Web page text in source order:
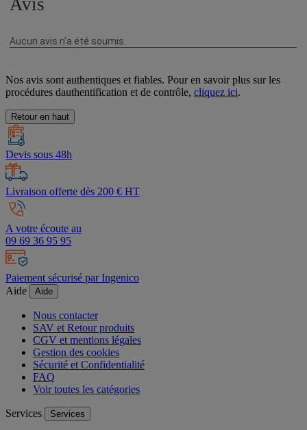
Nos avis sont authentiques et fiables. Pour en savoir plus sur les
procédures dauthentification et de contrôle, cliquez ici.
Retour en haut
Devis sous 48h
Livraison offerte dès 200 € HT
A votre écoute au
09 69 36 95 95
Paiement sécurisé par Ingenico
Aide
Aide
Nous contacter
SAV et Retour produits
CGV et mentions légales
Gestion des cookies
Sécurité et Confidentialité
FAQ
Voir toutes les catégories
Services Services